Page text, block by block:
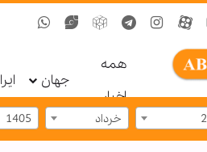
همه
اخبار
جهان
خرداد 1405